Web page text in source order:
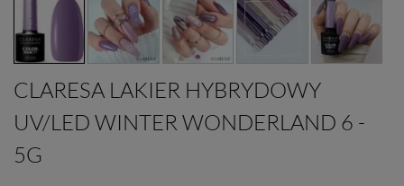
CLARESA LAKIER HYBRYDOWY
UV/LED WINTER WONDERLAND 6 -
5G